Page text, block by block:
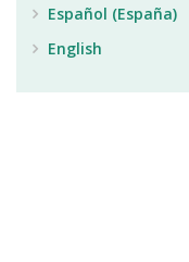
Español (España)
English